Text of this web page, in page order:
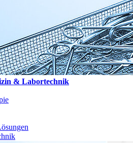
& Labortechnik